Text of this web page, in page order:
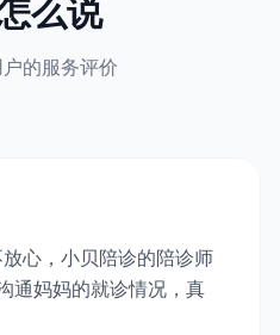
么说
的服务评价
心，小贝陪诊的陪诊师
通妈妈的就诊情况，真